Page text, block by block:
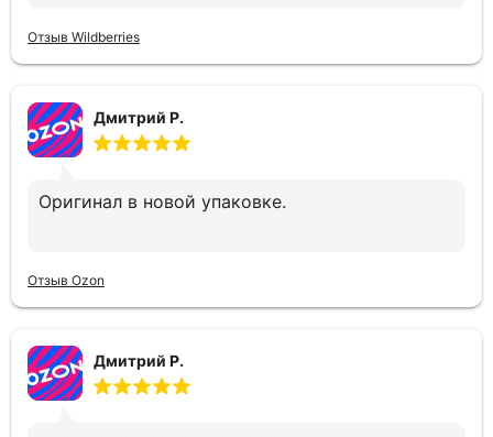
Отзыв Wildberries
Дмитрий Р.
Оригинал в новой упаковке.
Отзыв Ozon
Дмитрий Р.